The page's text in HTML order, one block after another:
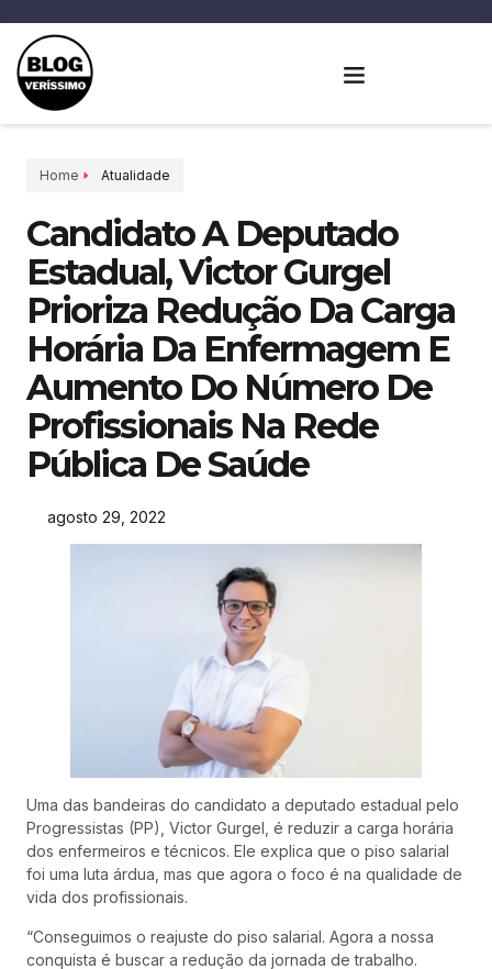
Home Atualidade
Candidato A Deputado
Estadual, Victor Gurgel
Prioriza Redução Da Carga
Horária Da Enfermagem E
Aumento Do Número De
Profissionais Na Rede
Pública De Saúde
agosto 29, 2022
Uma das bandeiras do candidato a deputado estadual pelo
Progressistas (PP), Victor Gurgel, é reduzir a carga horária
dos enfermeiros e técnicos. Ele explica que o piso salarial
foi uma luta árdua, mas que agora o foco é na qualidade de
vida dos profissionais.
“Conseguimos o reajuste do piso salarial. Agora a nossa
conquista é buscar a redução da jornada de trabalho.